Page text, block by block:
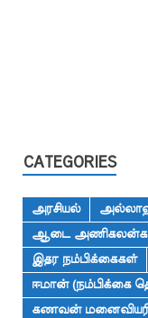
CATEGORIES
அரசியல்
ஆடை
இதர நம்பிக்கைகள்
ஈமான் (நம்பிக்கை
கணவன்